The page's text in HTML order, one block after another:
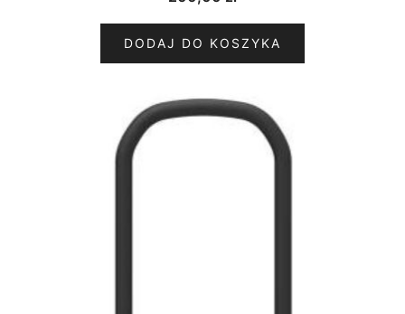
DODAJ DO KOSZYKA